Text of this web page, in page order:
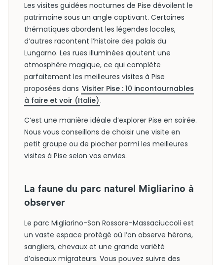
Les visites guidées nocturnes de Pise dévoilent le
patrimoine sous un angle captivant. Certaines
thématiques abordent les légendes locales,
d’autres racontent l’histoire des palais du
Lungarno. Les rues illuminées ajoutent une
atmosphère magique, ce qui complète
parfaitement les meilleures visites à Pise
proposées dans Visiter Pise : 10 incontournables
à faire et voir (Italie) .
C’est une manière idéale d’explorer Pise en soirée.
Nous vous conseillons de choisir une visite en
petit groupe ou de piocher parmi les meilleures
visites à Pise selon vos envies.
La faune du parc naturel Migliarino à
observer
Le parc Migliarino-San Rossore-Massaciuccoli est
un vaste espace protégé où l’on observe hérons,
sangliers, chevaux et une grande variété
d’oiseaux migrateurs. Vous pouvez suivre des